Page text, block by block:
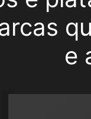
e